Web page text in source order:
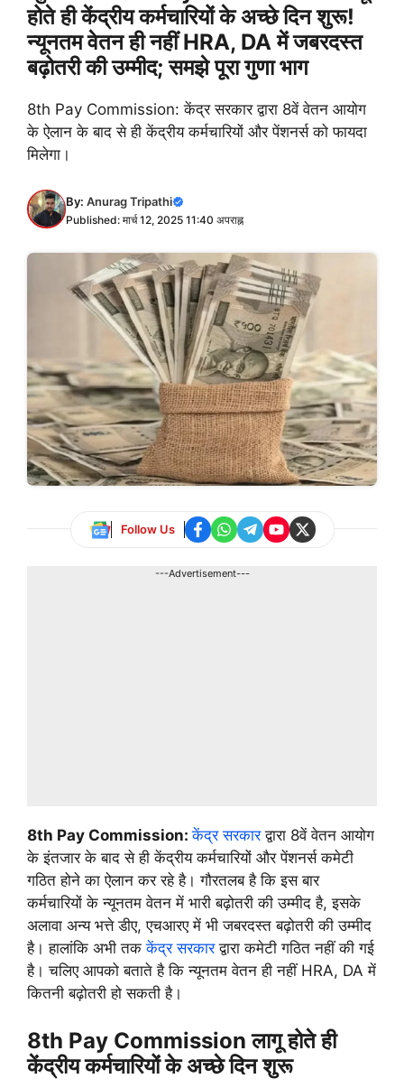
होते ही केंद्रीय कर्मचारियों के अच्छे दिन शुरू!
न्यूनतम वेतन ही नहीं HRA, DA में जबरदस्त
बढ़ोतरी की उम्मीद; समझे पूरा गुणा भाग
8th Pay Commission: केंद्र सरकार द्वारा 8वें वेतन आयोग
के ऐलान के बाद से ही केंद्रीय कर्मचारियों और पेंशनर्स को फायदा
मिलेगा।
By: Anurag Tripathi
Published: मार्च 12, 2025 11:40 अपराह्न
Follow Us
---Advertisement---
8th Pay Commission:केंद्र सरकारद्वारा 8वें वेतन आयोग
के इंतजार के बाद से ही केंद्रीय कर्मचारियों और पेंशनर्स कमेटी
गठित होने का ऐलान कर रहे है। गौरतलब है कि इस बार
कर्मचारियों के न्यूनतम वेतन में भारी बढ़ोतरी की उम्मीद है, इसके
अलावा अन्य भत्ते डीए, एचआरए में भी जबरदस्त बढ़ोतरी की उम्मीद
है। हालांकि अभी तककेंद्र सरकारद्वारा कमेटी गठित नहीं की गई
है। चलिए आपको बताते है कि न्यूनतम वेतन ही नहीं HRA, DA में
कितनी बढ़ोतरी हो सकती है।
8th Pay Commission लागू होते ही
केंद्रीय कर्मचारियों के अच्छे दिन शुरू